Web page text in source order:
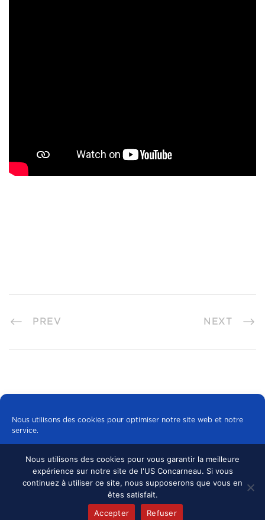
Nous utilisons des cookies pour optimiser notre site web et notre
service.
Tous les cookies
Refuser
Politique de cookies mentions légales
PREV NEXT
© 2024 US CONCARNEAU, TOUS DROITS
RÉSERVÉS. MENTIONS LÉGALES •
Nous utilisons des cookies pour vous garantir la meilleure
expérience sur notre site de l'US Concarneau. Si vous
continuez à utiliser ce site, nous supposerons que vous en
êtes satisfait.
Accepter
Refuser